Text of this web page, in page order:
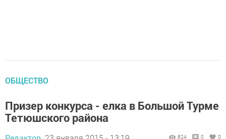
ОБЩЕСТВО
Призер конкурса - елка в Большой Турме
Тетюшского района
824 0 0